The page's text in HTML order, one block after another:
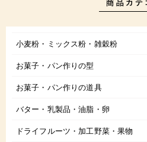
小麦粉・ミックス粉・雑穀粉
お菓子・パン作りの型
お菓子・パン作りの道具
バター・乳製品・油脂・卵
ドライフルーツ・加工野菜・果物